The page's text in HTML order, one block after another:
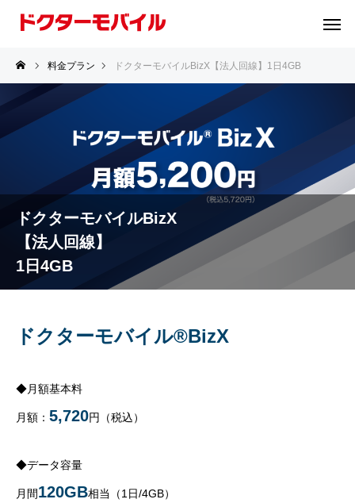
料金プラン ドクターモバイルBizX【法人回線】1日4GB
ドクターモバイルBizX
【法人回線】
1日4GB
ドクターモバイル®BizX
◆月額基本料
月額： 5,720円（税込）
◆データ容量
月間120GB相当（1日/4GB）